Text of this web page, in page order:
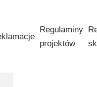
Regulaminy
projektów